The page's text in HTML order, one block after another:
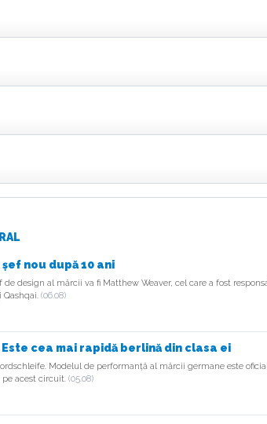
nou după 10 ani
design al mărcii va fi Matthew Weaver, cel care a fost
(06.08)
cea mai rapidă berlină din clasa ei
Modelul de performanță al mărcii germane este
acest circuit. (05.08)